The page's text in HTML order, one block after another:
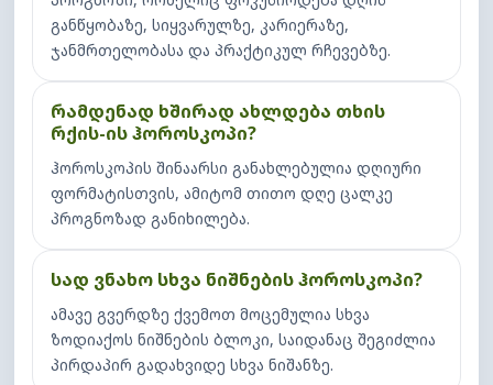
განწყობაზე, სიყვარულზე, კარიერაზე,
ჯანმრთელობასა და პრაქტიკულ რჩევებზე.
რამდენად ხშირად ახლდება თხის
რქის-ის ჰოროსკოპი?
ჰოროსკოპის შინაარსი განახლებულია დღიური
ფორმატისთვის, ამიტომ თითო დღე ცალკე
პროგნოზად განიხილება.
სად ვნახო სხვა ნიშნების ჰოროსკოპი?
ამავე გვერდზე ქვემოთ მოცემულია სხვა
ზოდიაქოს ნიშნების ბლოკი, საიდანაც შეგიძლია
პირდაპირ გადახვიდე სხვა ნიშანზე.